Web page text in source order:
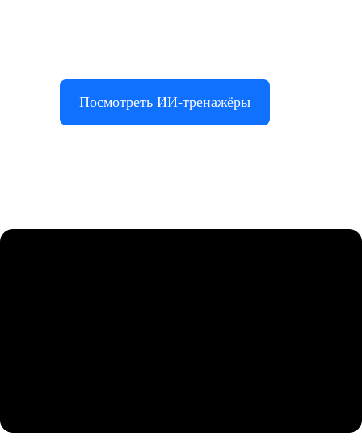
Посмотреть ИИ-тренажёры